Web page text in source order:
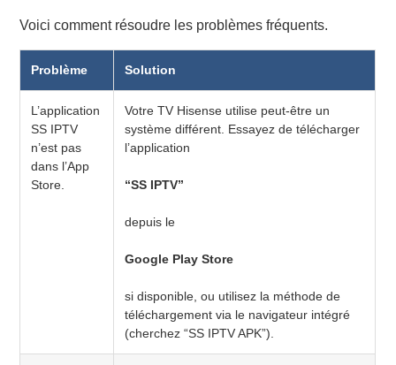
Voici comment résoudre les problèmes fréquents.
Problème Solution
L’application
SS IPTV
n’est pas
dans l’App
Store.
Votre TV Hisense utilise peut-être un
système différent. Essayez de télécharger
l’application
“SS IPTV”
depuis le
Google Play Store
si disponible, ou utilisez la méthode de
téléchargement via le navigateur intégré
(cherchez “SS IPTV APK”).